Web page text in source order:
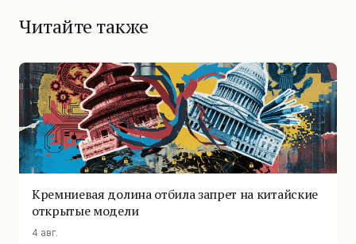
Читайте также
Кремниевая долина отбила запрет на китайские
открытые модели
4 авг.